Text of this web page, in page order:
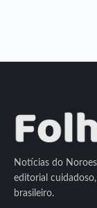
Notícias do
editorial
brasileiro.